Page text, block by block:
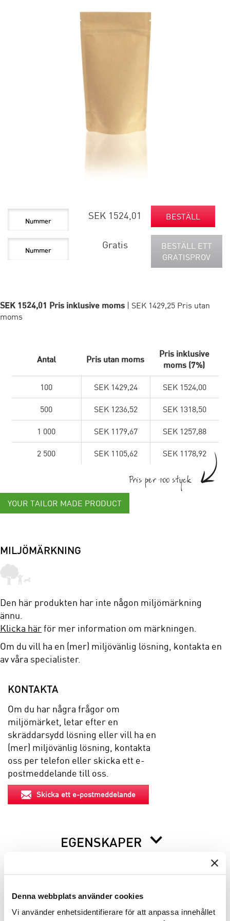
Denna webbplats använder cookies
Vi använder enhetsidentifierare för att anpassa innehållet
SEK 1524,01 BESTÄLL
Gratis
BESTÄLL ETT
GRATISPROV
SEK 1524,01 Pris inklusive moms | SEK 1429,25 Pris utan
moms
Antal Pris utan moms
Pris inklusive
moms (7%)
100 SEK 1429,24 SEK 1524,00
500 SEK 1236,52 SEK 1318,50
1 000 SEK 1179,67 SEK 1257,88
2 500 SEK 1105,62 SEK 1178,92
Pris per 100 styck
YOUR TAILOR MADE PRODUCT
MILJÖMÄRKNING
Den här produkten har inte någon miljömärkning
ännu.
Klicka härför mer information om märkningen.
Om du vill ha en (mer) miljövänlig lösning, kontakta en
av våra specialister.
KONTAKTA
Om du har några frågor om
miljömärket, letar efter en
skräddarsydd lösning eller vill ha en
(mer) miljövänlig lösning, kontakta
oss per telefon eller skicka ett e-
postmeddelande till oss.
Skicka ett e-postmeddelande
EGENSKAPER
BESKRIVNING
INFO INNAN DU ORDERAR